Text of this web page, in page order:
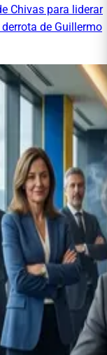
Chivas para liderar
de Guillermo